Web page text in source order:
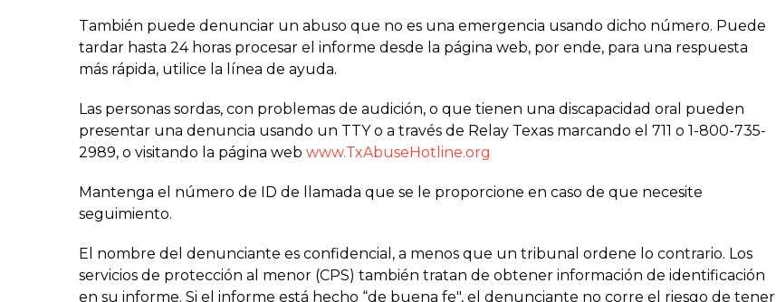
También puede denunciar un abuso que no es una emergencia usando dicho número. Puede
tardar hasta 24 horas procesar el informe desde la página web, por ende, para una respuesta
más rápida, utilice la línea de ayuda.
Las personas sordas, con problemas de audición, o que tienen una discapacidad oral pueden
presentar una denuncia usando un TTY o a través de Relay Texas marcando el 711 o 1-800-735-
2989, o visitando la página web www.TxAbuseHotline.org
Mantenga el número de ID de llamada que se le proporcione en caso de que necesite
seguimiento.
El nombre del denunciante es confidencial, a menos que un tribunal ordene lo contrario. Los
servicios de protección al menor (CPS) también tratan de obtener información de identificación
en su informe. Si el informe está hecho “de buena fe", el denunciante no corre el riesgo de tener